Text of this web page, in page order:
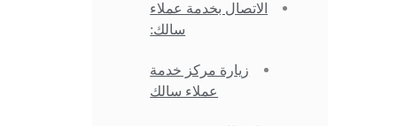
الاتصال بخدمة عملاء
سالك:
زيارة مركز خدمة
عملاء سالك